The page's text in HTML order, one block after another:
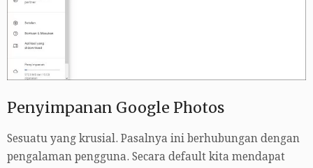
Penyimpanan Google Photos
Sesuatu yang krusial. Pasalnya ini berhubungan dengan
pengalaman pengguna. Secara default kita mendapat